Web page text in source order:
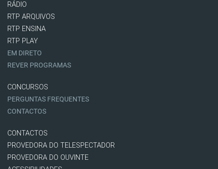
RÁDIO
RTP ARQUIVOS
RTP ENSINA
RTP PLAY
EM DIRETO
REVER PROGRAMAS
CONCURSOS
PERGUNTAS FREQUENTES
CONTACTOS
CONTACTOS
PROVEDORA DO TELESPECTADOR
PROVEDORA DO OUVINTE